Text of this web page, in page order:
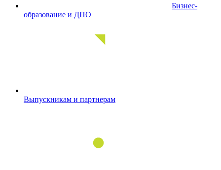
Бизнес-
образование и ДПО
Выпускникам и партнерам